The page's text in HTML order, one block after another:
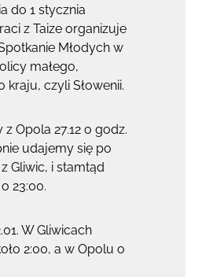
do 1 stycznia
z Taize organizuje
Młodych w
małego,
kraju, czyli Słowenii.
Opola 27.12 o godz.
udajemy się po
Gliwic, i stamtąd
23:00.
W Gliwicach
2:00, a w Opolu o